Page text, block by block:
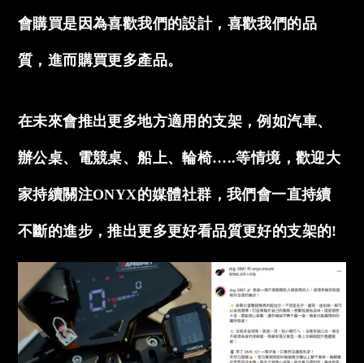
會購買是因為喜歡我們的設計，喜歡我們的品
質，進而購買更多產品。
在未來會推出更多地方適用的支架，例如汽車、
辦公桌、電競桌、船上、輪椅…..等情境，歡迎大
家持續關注ONYX的媒體社群，我們會一直持續
不斷的進步，推出更多更好看品質更好的支架的!